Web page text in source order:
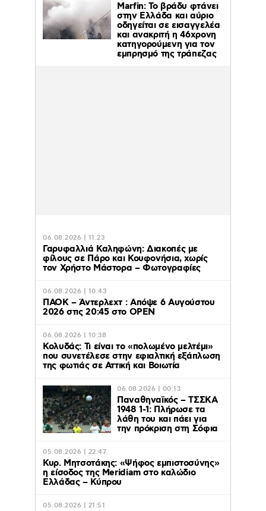
Marfin: Το βράδυ φτάνει
στην Ελλάδα και αύριο
οδηγείται σε εισαγγελέα
και ανακριτή η 46χρονη
κατηγορούμενη για τον
εμπρησμό της τράπεζας
06.08.2026 | 11:23
Γαρυφαλλιά Καληφώνη: Διακοπές με
φίλους σε Πάρο και Κουφονήσια, χωρίς
τον Χρήστο Μάστορα – Φωτογραφίες
06.08.2026 | 10:43
ΠΑΟΚ – Άντερλεχτ : Απόψε 6 Αυγούστου
2026 στις 20:45 στο ΟΡΕΝ
06.08.2026 | 10:38
Κολυδάς: Τι είναι το «πολωμένο μελτέμι»
που συνετέλεσε στην εφιαλτική εξάπλωση
της φωτιάς σε Αττική και Βοιωτία
06.08.2026 | 00:13
Παναθηναϊκός – ΤΣΣΚΑ
1948 1-1: Πλήρωσε τα
λάθη του και πάει για
την πρόκριση στη Σόφια
05.08.2026 | 22:47
Κυρ. Μητσοτάκης: «Ψήφος εμπιστοσύνης»
η είσοδος της Meridiam στο καλώδιο
Ελλάδας – Κύπρου
05.08.2026 | 21:51